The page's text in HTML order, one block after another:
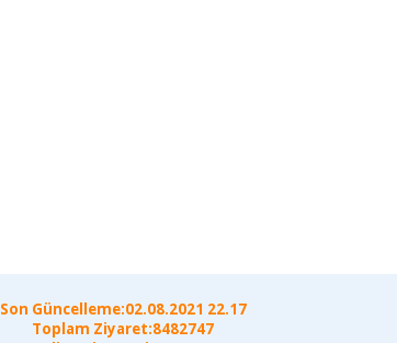
Son Güncelleme:02.08.2021 22.17
Toplam Ziyaret:8482747